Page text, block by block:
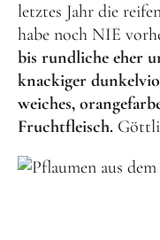
letztes Jahr die
habe noch NIE
bis rundliche eher
knackiger
weiches,
Fruchtfleisch.